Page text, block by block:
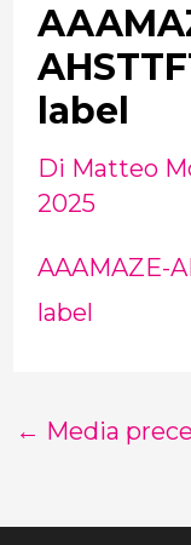
label
Di Matteo
2025
AAAMAZE-
label
← Media